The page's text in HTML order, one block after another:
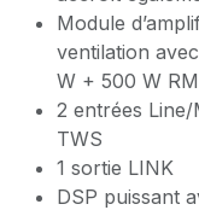
Module
ventilation
W + 500 W
2 entrées
TWS
1 sortie LINK
DSP puissant